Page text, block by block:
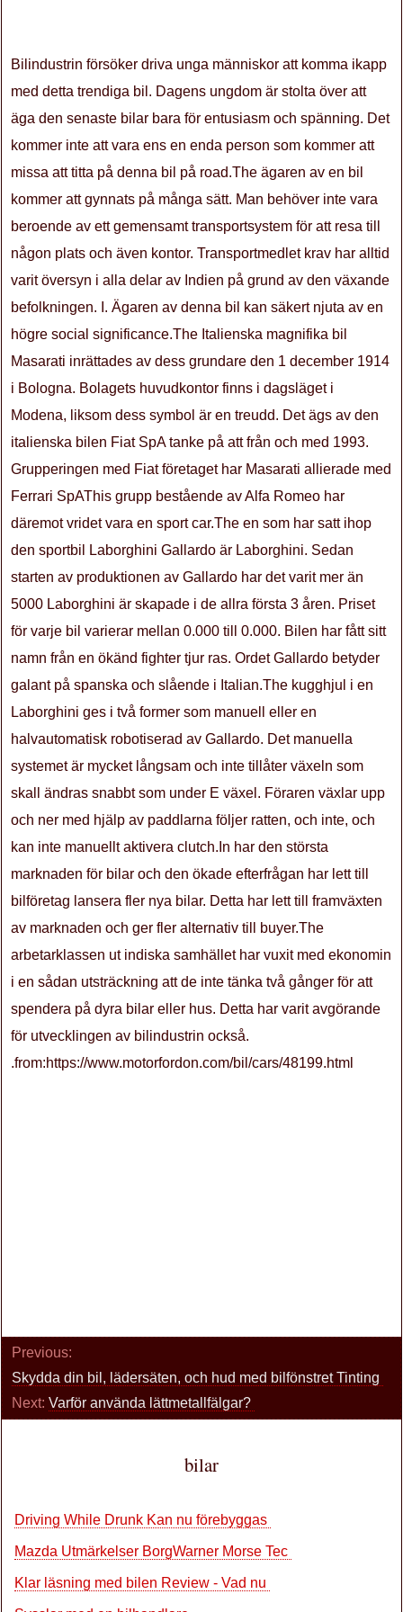
Bilindustrin försöker driva unga människor att komma ikapp
med detta trendiga bil. Dagens ungdom är stolta över att
äga den senaste bilar bara för entusiasm och spänning. Det
kommer inte att vara ens en enda person som kommer att
missa att titta på denna bil på road.The ägaren av en bil
kommer att gynnats på många sätt. Man behöver inte vara
beroende av ett gemensamt transportsystem för att resa till
någon plats och även kontor. Transportmedlet krav har alltid
varit översyn i alla delar av Indien på grund av den växande
befolkningen. I. Ägaren av denna bil kan säkert njuta av en
högre social significance.The Italienska magnifika bil
Masarati inrättades av dess grundare den 1 december 1914
i Bologna. Bolagets huvudkontor finns i dagsläget i
Modena, liksom dess symbol är en treudd. Det ägs av den
italienska bilen Fiat SpA tanke på att från och med 1993.
Grupperingen med Fiat företaget har Masarati allierade med
Ferrari SpAThis grupp bestående av Alfa Romeo har
däremot vridet vara en sport car.The en som har satt ihop
den sportbil Laborghini Gallardo är Laborghini. Sedan
starten av produktionen av Gallardo har det varit mer än
5000 Laborghini är skapade i de allra första 3 åren. Priset
för varje bil varierar mellan 0.000 till 0.000. Bilen har fått sitt
namn från en ökänd fighter tjur ras. Ordet Gallardo betyder
galant på spanska och slående i Italian.The kugghjul i en
Laborghini ges i två former som manuell eller en
halvautomatisk robotiserad av Gallardo. Det manuella
systemet är mycket långsam och inte tillåter växeln som
skall ändras snabbt som under E växel. Föraren växlar upp
och ner med hjälp av paddlarna följer ratten, och inte, och
kan inte manuellt aktivera clutch.In har den största
marknaden för bilar och den ökade efterfrågan har lett till
bilföretag lansera fler nya bilar. Detta har lett till framväxten
av marknaden och ger fler alternativ till buyer.The
arbetarklassen ut indiska samhället har vuxit med ekonomin
i en sådan utsträckning att de inte tänka två gånger för att
spendera på dyra bilar eller hus. Detta har varit avgörande
för utvecklingen av bilindustrin också.
.from:https://www.motorfordon.com/bil/cars/48199.html
Previous:
Skydda din bil, lädersäten, och hud med bilfönstret Tinting
Next: Varför använda lättmetallfälgar?
bilar
Driving While Drunk Kan nu förebyggas
Mazda Utmärkelser BorgWarner Morse Tec
Klar läsning med bilen Review - Vad nu